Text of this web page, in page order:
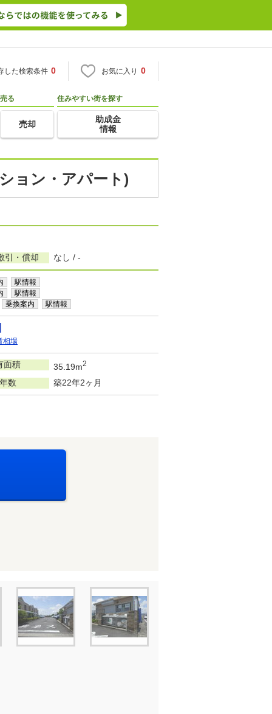
した検索条件 0 お気に入り 0
売る
売却
住みやすい街を探す
助成金
情報
ョン・アパート)
引・償却 なし / -
駅情報
駅情報
乗換案内 駅情報
相場
面積 35.19m2
数 築22年2ヶ月